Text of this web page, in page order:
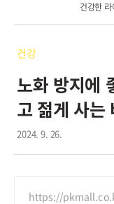
건강한
건강
노화 방지에
고 젊게 사는
2024. 9. 26.
https://